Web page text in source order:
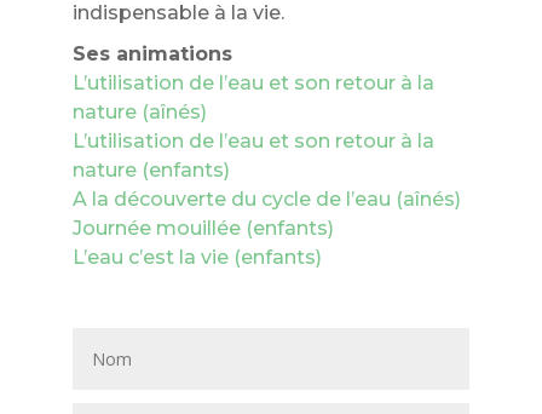
indispensable à la vie.
Ses animations
L’utilisation de l’eau et son retour à la
nature (aînés)
L’utilisation de l’eau et son retour à la
nature (enfants)
A la découverte du cycle de l’eau (aînés)
Journée mouillée (enfants)
L’eau c’est la vie (enfants)